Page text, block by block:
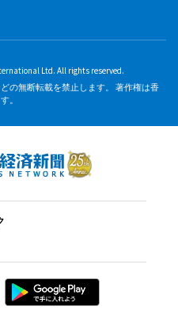
Ltd. All rights reserved.
の無断転載を禁止します。 著作権は香
。